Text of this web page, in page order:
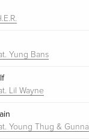
Yung Bans
Lil Wayne
Young Thug & Gunna